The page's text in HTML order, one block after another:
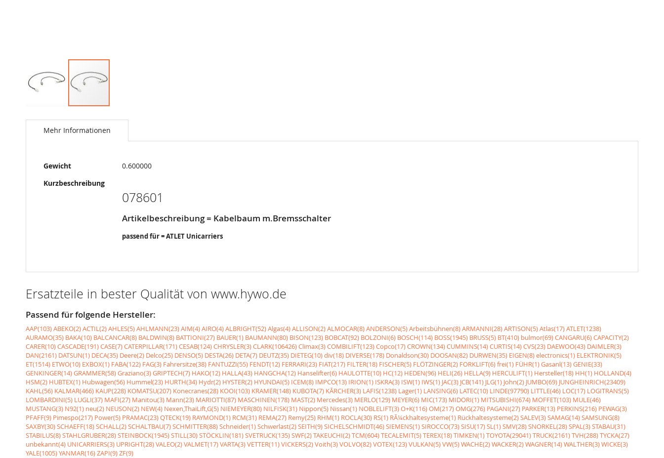
zum
AnfangMehr Informationen
Mehr
Informationen
Gewicht
0.600000
Kurzbeschreibung
078601
Artikelbeschreibung = Kabelbaum m.Bremsschalter
passend für = ATLET Unicarriers
Ersatzteile in bester Qualität von www.hywo.de
Passend für folgende Hersteller:
AAP(103)ABEKO(2)ACTIL(2)AHLES(5)AHLMANN(23)AIM(4)AIRO(4)ALBRIGHT(52)Algas(4)ALLISON(2)ALMOCAR(8)ANDERSON(5)Arbeitsbühnen(8)ARMANNI(28)ARTISON(5)Atlas(17)ATLET(1238)
AURAMO(35) BAKA(10) BALCANCAR(8) BALDWIN(8) BATTIONI(27) BAUER(1) BAUMANN(80) BISON(123) BOBCAT(92) BOLZONI(6) BOSCH(114) BOSS(1945) BRUSS(5) BT(410) bulmor(69)CANGARU(6)CAPACITY(2)
CARER(10)CASCADE(191)CASE(7)CATERPILLAR(171)CESAB(124)CHRYSLER(3)CLARK(106426)Climax(3)COMBILIFT(123)Copco(17)CROWN(134)CUMMINS(14)CURTIS(14)CVS(23) DAEWOO(43) DAIMLER(3)
DAN(2161) DATSUN(1) DECA(35) Deere(2) Delco(25) DENSO(5) DESTA(26) DETA(7) DEUTZ(35) DIETEG(10)div(18) DIVERSE(178) Donaldson(30) DOOSAN(82) DURWEN(35) EIGEN(8)electronics(1) ELEKTRONIK(5)
ET(1514) ETWO(10) EXBOX(1) FABA(122) FAG(3) Fahrersitze(38) FANTUZZI(55) FENDT(12) FERRARI(23) FIAT(217) FILTER(18) FISCHER(5) FLÖTZINGER(2) FORKLIFT(6)frei(1) FÜHR(1)Gasanl(13)GENIE(33)
GENKINGER(14)GRAMMER(58)Graziano(3)GRIPTECH(7) HAKO(12) HALLA(43) HANGCHA(12) Hanselifter(6) HAULOTTE(10) HC(12) HEDEN(96) HELI(26) HELLA(9) HERCULIFT(1) Hersteller(18) HH(1) HOLLAND(4)
HSM(2) HUBTEX(1) Hubwagen(56) Hummel(23) HURTH(34) Hydr(2) HYSTER(2) HYUNDAI(5) ICEM(8) IMPCO(13) IRION(1) ISKRA(3) ISW(1) IWS(1) JAC(3) JCB(141) JLG(1) John(2) JUMBO(69) JUNGHEINRICH(23409)
KAHL(56) KALMAR(466) KAUP(228) KOMATSU(207) Konecranes(28) KOOI(103) KRAMER(148) KUBOTA(7) KÃRCHER(3) LAFIS(1238) Lager(1) LANSING(6) LATEC(10) LINDE(97790) LITTLE(46) LOC(17) LOGITRANS(5)
LOMBARDINI(5) LUGLI(37) MAFI(27) Manitou(3) Mann(23) MARIOTTI(87) MASCHINEN(178) MAST(2) Mercedes(3) MERLO(129) MEYER(6) MIC(173) MIDORI(1) MITSUBISHI(674) MOFFET(103) MULE(46)
MUSTANG(3) N92(1) neu(2) NEUSON(2) NEW(4) Nexen,ThaiLift,G(5) NIEMEYER(80) NILFISK(31) Nippon(5) Nissan(1) NOBLELIFT(3)O+K(116)OM(217)OMG(276) PAGANI(27) PARKER(13) PERKINS(216) PEWAG(3)
PFAFF(9) Pimespo(217) Power(5) PRAMAC(23)QTECK(19) RAYMOND(1) RCM(31) REMA(27) Remy(25) RHM(1) ROCLA(30) RS(1) RÃ¼ckhaltesysteme(1) Rückhaltesysteme(2)SALEV(3)SAMAG(14)SAMSUNG(8)
SAXBY(30)SCHAEFF(18)SCHALL(2)SCHALTBAU(7)SCHMITTER(88)Schneider(1)Schwerlast(2)SEITH(9)SICHELSCHMIDT(46)SIEMENS(1)SIROCCO(73)SISU(17)SL(1)SMV(28)SNORKEL(28)SPAL(3)STABAU(31)
STABILUS(8)STAHLGRUBER(28)STEINBOCK(1945)STILL(30)STÖCKLIN(181)SVETRUCK(135)SWF(2)TAKEUCHI(2)TCM(604)TECALEMIT(5)TEREX(18)TIMKEN(1)TOYOTA(29041)TRUCK(2161)TVH(288)TYCKA(27)
unbekannt(4) UNICARRIERS(3) UPRIGHT(28)VALEO(2)VALMET(17)VARTA(3)VETTER(11)VICKERS(2)Voith(3)VOLVO(82)VOTEX(123)VULKAN(5)VW(5)WACHE(2)WACKER(2)WAGNER(14)WALTHER(3)WICKE(3)
YALE(1005)YANMAR(16)ZAPI(9)ZF(9)